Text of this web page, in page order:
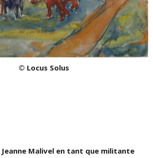
© Locus Solus
Malivel en tant que militante